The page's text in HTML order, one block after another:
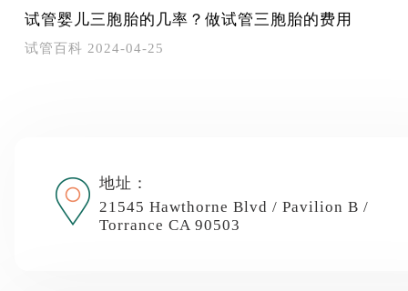
试管婴儿三胞胎的几率？做试管三胞胎的费用
试管百科 2024-04-25
地址：
21545 Hawthorne Blvd / Pavilion B /
Torrance CA 90503